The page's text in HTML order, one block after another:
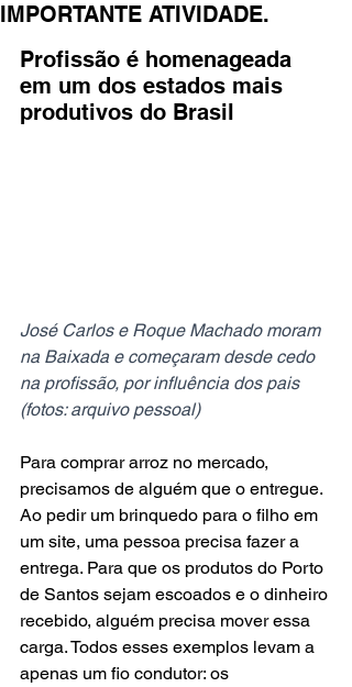
IMPORTANTE ATIVIDADE.
Profissão é homenageada
em um dos estados mais
produtivos do Brasil
José Carlos e Roque Machado moram
na Baixada e começaram desde cedo
na profissão, por influência dos pais
(fotos: arquivo pessoal)
Para comprar arroz no mercado,
precisamos de alguém que o entregue.
Ao pedir um brinquedo para o filho em
um site, uma pessoa precisa fazer a
entrega. Para que os produtos do Porto
de Santos sejam escoados e o dinheiro
recebido, alguém precisa mover essa
carga. Todos esses exemplos levam a
apenas um fio condutor: os